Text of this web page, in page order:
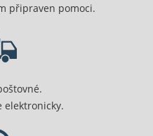
připraven pomoci.
elektronicky.